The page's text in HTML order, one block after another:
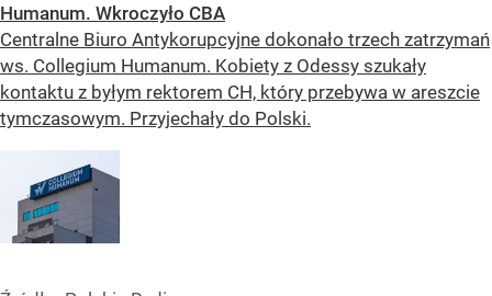
Humanum. Wkroczyło CBA
Centralne Biuro Antykorupcyjne dokonało trzech zatrzymań
ws. Collegium Humanum. Kobiety z Odessy szukały
kontaktu z byłym rektorem CH, który przebywa w areszcie
tymczasowym. Przyjechały do Polski.